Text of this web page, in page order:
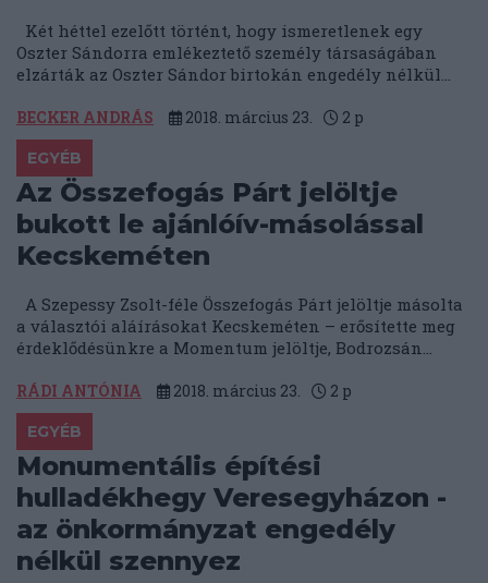
Két héttel ezelőtt történt, hogy ismeretlenek egy
Oszter Sándorra emlékeztető személy társaságában
elzárták az Oszter Sándor birtokán engedély nélkül...
BECKER ANDRÁS 2018. március 23. 2 p
EGYÉB
Az Összefogás Párt jelöltje
bukott le ajánlóív-másolással
Kecskeméten
A Szepessy Zsolt-féle Összefogás Párt jelöltje másolta
a választói aláírásokat Kecskeméten – erősítette meg
érdeklődésünkre a Momentum jelöltje, Bodrozsán...
RÁDI ANTÓNIA 2018. március 23. 2 p
EGYÉB
Monumentális építési
hulladékhegy Veresegyházon -
az önkormányzat engedély
nélkül szennyez